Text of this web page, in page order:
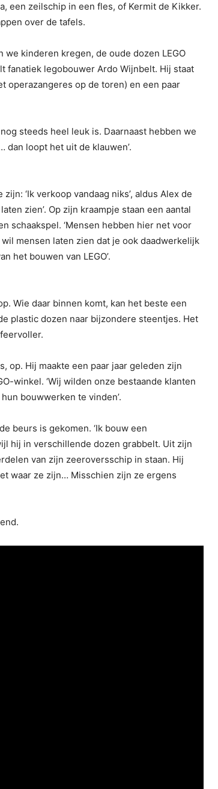
een zeilschip in een fles, of Kermit de Kikker.
over de tafels.
we kinderen kregen, de oude dozen LEGO
fanatiek legobouwer Ardo Wijnbelt. Hij staat
operazangeres op de toren) en een paar
steeds heel leuk is. Daarnaast hebben we
loopt het uit de klauwen’.
‘Ik verkoop vandaag niks’, aldus Alex de
zien’. Op zijn kraampje staan een aantal
schaakspel. ‘Mensen hebben hier net voor
mensen laten zien dat je ook daadwerkelijk
het bouwen van LEGO’.
Wie daar binnen komt, kan het beste een
plastic dozen naar bijzondere steentjes. Het
op. Hij maakte een paar jaar geleden zijn
winkel. ‘Wij wilden onze bestaande klanten
bouwwerken te vinden’.
beurs is gekomen. ‘Ik bouw een
hij in verschillende dozen grabbelt. Uit zijn
van zijn zeeroversschip in staan. Hij
waar ze zijn… Misschien zijn ze ergens